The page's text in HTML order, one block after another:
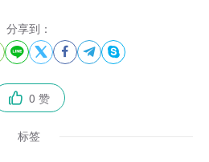
分享到：
    
 0 赞
标签